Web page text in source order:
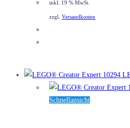
inkl. 19 % MwSt.
zzgl. Versandkosten
Schnellansicht